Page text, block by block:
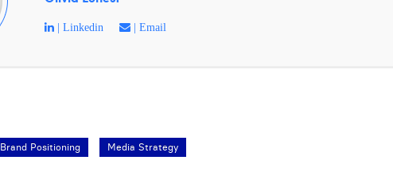
| Linkedin | Email
Brand Positioning Media Strategy